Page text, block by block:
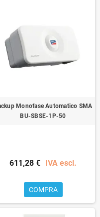
Monofase Automatico SMA
BU-SBSE-1P-50
611,28 € IVA escl.
COMPRA